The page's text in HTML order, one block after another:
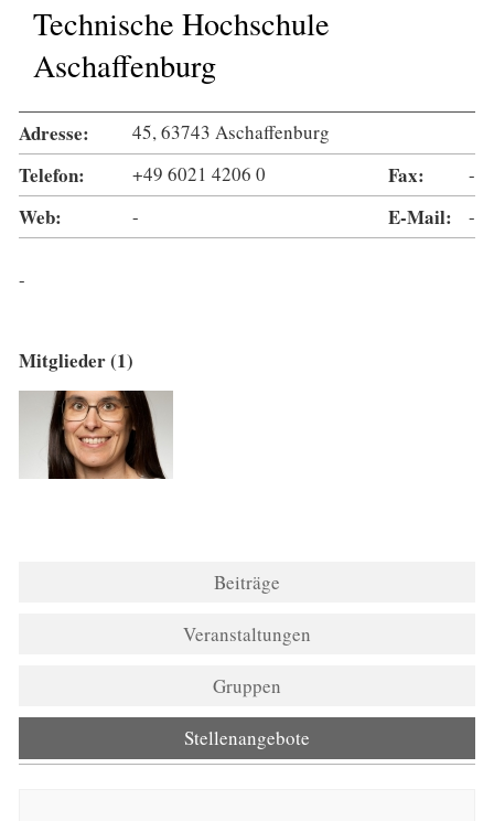
Technische Hochschule
Aschaffenburg
Adresse: 45, 63743 Aschaffenburg
Telefon: +49 6021 4206 0 Fax: -
Web: - E-Mail: -
-
Mitglieder (1)
Beiträge
Veranstaltungen
Gruppen
Stellenangebote